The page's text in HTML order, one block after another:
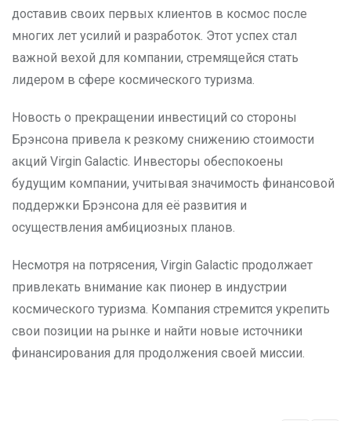
доставив своих первых клиентов в космос после
многих лет усилий и разработок. Этот успех стал
важной вехой для компании, стремящейся стать
лидером в сфере космического туризма.
Новость о прекращении инвестиций со стороны
Брэнсона привела к резкому снижению стоимости
акций Virgin Galactic. Инвесторы обеспокоены
будущим компании, учитывая значимость финансовой
поддержки Брэнсона для её развития и
осуществления амбициозных планов.
Несмотря на потрясения, Virgin Galactic продолжает
привлекать внимание как пионер в индустрии
космического туризма. Компания стремится укрепить
свои позиции на рынке и найти новые источники
финансирования для продолжения своей миссии.